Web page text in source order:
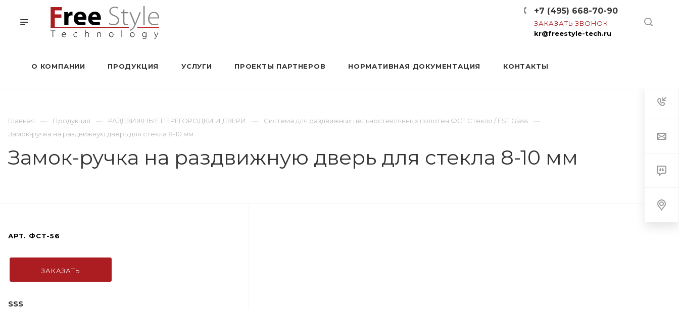
+7 (495) 668-70-90
ЗАКАЗАТЬ ЗВОНОК
kr@freestyle-tech.ru
О КОМПАНИИ ПРОДУКЦИЯ УСЛУГИ ПРОЕКТЫ ПАРТНЕРОВ НОРМАТИВНАЯ ДОКУМЕНТАЦИЯ КОНТАКТЫ
Главная Продукция РАЗДВИЖНЫЕ ПЕРЕГОРОДКИ И ДВЕРИ
Система для раздвижных цельностеклянных полотен ФСТ Стекло / FST Glass
Замок-ручка на раздвижную дверь для стекла 8-10 мм
Замок-ручка на раздвижную дверь для стекла 8-10 мм
АРТ. ФСТ-56
ЗАКАЗАТЬ
SSS